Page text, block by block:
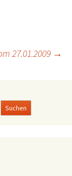
27.01.2009 →
Suchen